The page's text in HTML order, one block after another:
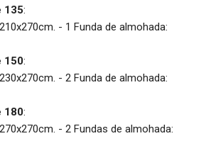
135:
- 1 Funda de almohada:
150:
- 2 Funda de almohada:
180:
- 2 Fundas de almohada: